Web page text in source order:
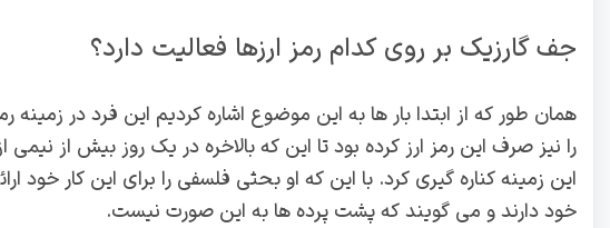
جف گارزیک بر روی کدام رمز ارزها فعالیت دارد؟
همان طور که از ابتدا بار ها به این موضوع اشاره کردیم این فرد در
را نیز صرف این رمز ارز کرده بود تا این که بالاخره در یک روز بیش از
این زمینه کناره گیری کرد. با این که او بحثی فلسفی را برای این کار خود
خود دارند و می گویند که پشت پرده ها به این صورت نیست.